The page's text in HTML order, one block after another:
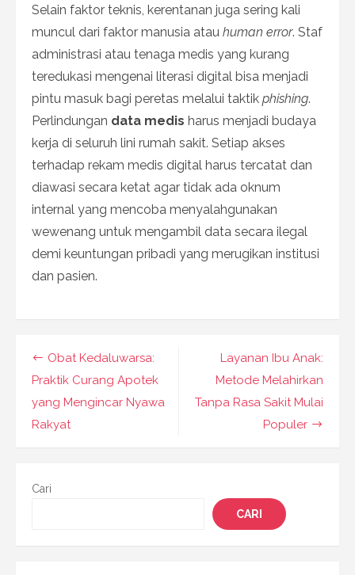
Selain faktor teknis, kerentanan juga sering kali
muncul dari faktor manusia atau human error. Staf
administrasi atau tenaga medis yang kurang
teredukasi mengenai literasi digital bisa menjadi
pintu masuk bagi peretas melalui taktik phishing.
Perlindungan data medis harus menjadi budaya
kerja di seluruh lini rumah sakit. Setiap akses
terhadap rekam medis digital harus tercatat dan
diawasi secara ketat agar tidak ada oknum
internal yang mencoba menyalahgunakan
wewenang untuk mengambil data secara ilegal
demi keuntungan pribadi yang merugikan institusi
dan pasien.
Navigasi
pos
Layanan Ibu Anak:
Metode Melahirkan
Tanpa Rasa Sakit Mulai
Populer
Obat Kedaluwarsa:
Praktik Curang Apotek
yang Mengincar Nyawa
Rakyat
Cari
CARI